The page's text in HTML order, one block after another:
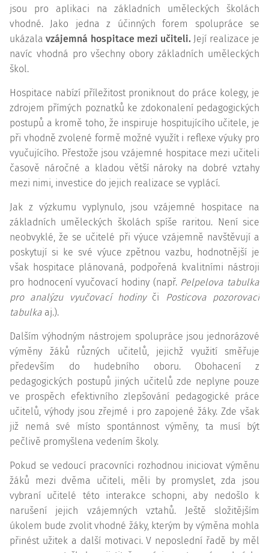
jsou pro aplikaci na základních uměleckých školách
vhodné. Jako jedna z účinných forem spolupráce se
ukázalavzájemná hospitace mezi učiteli. Její realizace je
navíc vhodná pro všechny obory základních uměleckých
škol.
Hospitace nabízí příležitost proniknout do práce kolegy, je
zdrojem přímých poznatků ke zdokonalení pedagogických
postupů a kromě toho, že inspiruje hospitujícího učitele, je
při vhodně zvolené formě možné využít i reflexe výuky pro
vyučujícího. Přestože jsou vzájemné hospitace mezi učiteli
časově náročné a kladou větší nároky na dobré vztahy
mezi nimi, investice do jejich realizace se vyplácí.
Jak z výzkumu vyplynulo, jsou vzájemné hospitace na
základních uměleckých školách spíše raritou. Není sice
neobvyklé, že se učitelé při výuce vzájemně navštěvují a
poskytují si ke své výuce zpětnou vazbu, hodnotnější je
však hospitace plánovaná, podpořená kvalitními nástroji
pro hodnocení vyučovací hodiny (např. Pelpelova tabulka
pro analýzu vyučovací hodinyči
Posticova pozorovací
tabulka aj.).
Dalším výhodným nástrojem spolupráce jsou jednorázové
výměny žáků různých učitelů, jejichž využití směřuje
především do hudebního oboru. Obohacení z
pedagogických postupů jiných učitelů zde neplyne pouze
ve prospěch efektivního zlepšování pedagogické práce
učitelů, výhody jsou zřejmé i pro zapojené žáky. Zde však
již nemá své místo spontánnost výměny, ta musí být
pečlivě promyšlena vedením školy.
Pokud se vedoucí pracovníci rozhodnou iniciovat výměnu
žáků mezi dvěma učiteli, měli by promyslet, zda jsou
vybraní učitelé této interakce schopni, aby nedošlo k
narušení jejich vzájemných vztahů. Ještě složitějším
úkolem bude zvolit vhodné žáky, kterým by výměna mohla
přinést užitek a další motivaci. V neposlední řadě by měl